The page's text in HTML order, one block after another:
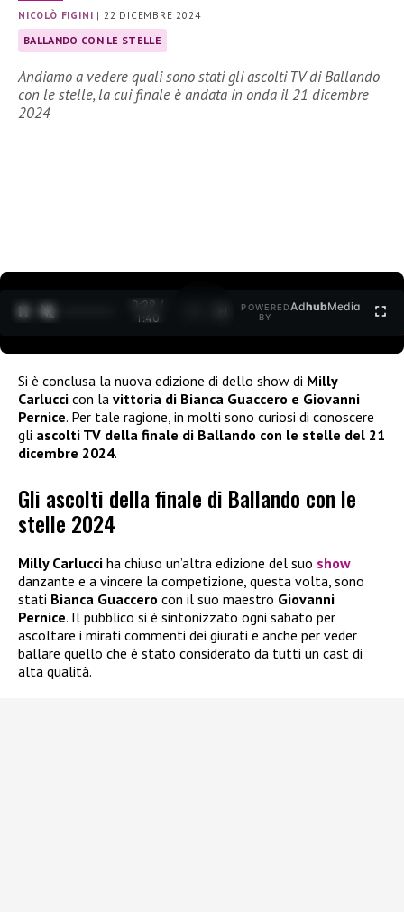
NICOLÒ FIGINI | 22 DICEMBRE 2024
BALLANDO CON LE STELLE
Andiamo a vedere quali sono stati gli ascolti TV di Ballando
con le stelle, la cui finale è andata in onda il 21 dicembre
2024
0:30 /
1:40
POWERED
BY
AdhubMedia
Si è conclusa la nuova edizione di dello show di Milly
Carlucci con la vittoria di Bianca Guaccero e Giovanni
Pernice. Per tale ragione, in molti sono curiosi di conoscere
gli ascolti TV della finale di Ballando con le stelle del 21
dicembre 2024.
Gli ascolti della finale di Ballando con le
stelle 2024
Milly Carlucci ha chiuso un’altra edizione del suo show
danzante e a vincere la competizione, questa volta, sono
stati Bianca Guaccero con il suo maestro Giovanni
Pernice. Il pubblico si è sintonizzato ogni sabato per
ascoltare i mirati commenti dei giurati e anche per veder
ballare quello che è stato considerato da tutti un cast di
alta qualità.